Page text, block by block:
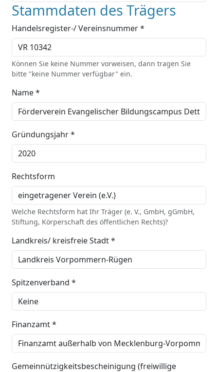
Stammdaten des Trägers
Handelsregister-/ Vereinsnummer *
Können Sie keine Nummer vorweisen, dann tragen Sie
bitte "keine Nummer verfügbar" ein.
Name *
Gründungsjahr *
Rechtsform
Welche Rechtsform hat Ihr Träger (e. V., GmbH, gGmbH,
Stiftung, Körperschaft des öffentlichen Rechts)?
Landkreis/ kreisfreie Stadt *
Spitzenverband *
Finanzamt *
Gemeinnützigkeitsbescheinigung (freiwillige